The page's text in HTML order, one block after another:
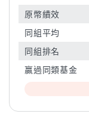
原幣績效
同組平均
同組排名
贏過同類基金